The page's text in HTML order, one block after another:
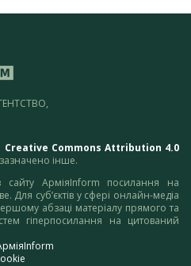
Creative Commons Attribution 4.0
інше.
сайту АрміяInform посилання на
Для суб’єктів у сфері онлайн-медіа
абзаці матеріалу прямого та
гіперпосилання на цитований